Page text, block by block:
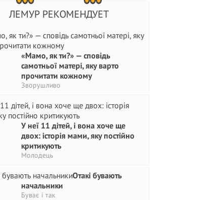
ЛЕМУР РЕКОМЕНДУЕТ
«Мамо, як ти?» — сповідь
самотньої матері, яку варто
прочитати кожному
Зворушливо
У неї 11 дітей, і вона хоче ще
двох: історія мами, яку постійно
критикують
Молодець
Отакі бувають
начальники
Буває і так